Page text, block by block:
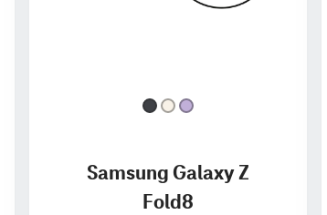
Samsung Galaxy Z
Fold8